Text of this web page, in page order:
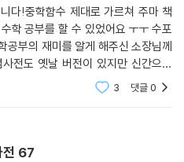
다!중학함수 제대로 가르쳐 주마 책
학 공부를 할 수 있었어요 ㅜㅜ 수포
공부의 재미를 알게 해주신 소장님께
전도 옛날 버전이 있지만 신간으로
있고 내용도 새롭게 더해져서 풍부
3 댓글0
전 67